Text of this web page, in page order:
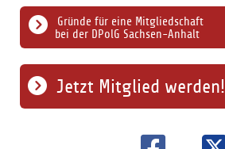
Gründe für eine Mitgliedschaft
bei der DPolG Sachsen-Anhalt
Jetzt Mitglied werden!